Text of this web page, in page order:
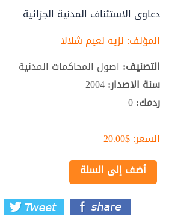
دعاوى الاستئناف المدنية الجزائية
المؤلف: نزيه نعيم شلالا
التصنيف: اصول المحاكمات المدنية
سنة الاصدار:2004
ردمك:0
السعر:$20.00
أضف إلى السلة